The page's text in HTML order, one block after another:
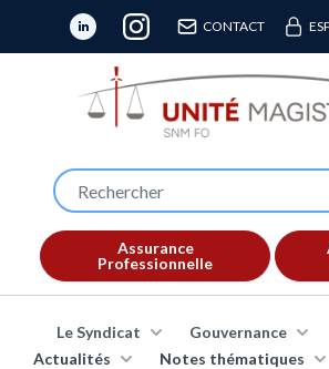
CONTACT
Assurance
Professionnelle
Le Syndicat Gouvernance
Actualités
Notes thématiques